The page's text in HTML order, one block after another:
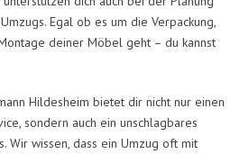
Egal ob es um die Verpackung,
deiner Möbel geht – du kannst
Hildesheim bietet dir nicht nur einen
sondern auch ein unschlagbares
Wir wissen, dass ein Umzug oft mit